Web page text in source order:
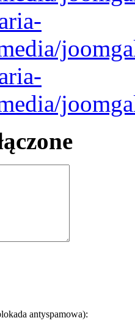
antyspamowa):